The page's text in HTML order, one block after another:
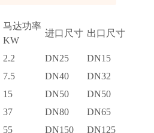
马达功率
KW
进口尺寸 出口尺寸
2.2 DN25
DN15
7.5 DN40
DN32
15 DN50
DN50
37 DN80
DN65
55 DN150
DN125